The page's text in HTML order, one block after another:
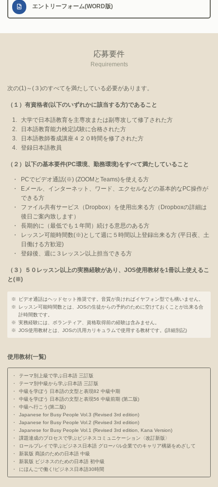
エントリーフォーム(WORD版)
応募要件
Requirements
次の(1)～(３)のすべてを満たしている必要があります。
（１）有資格者(以下のいずれかに該当する方)であること
1.
大学で日本語教育を主専攻または副専攻して修了された方
2.
日本語教育能力検定試験に合格された方
3.
日本語教師養成講座４２０時間を修了された方
4. 登録日本語教員
（２） 以下の基本要件(PC環境、勤務環境)をすべて満たしていること
・
PCでビデオ通話(※) (ZOOMとTeams)を使える方
・
Eメール、インターネット、ワード、エクセルなどの基本的なPC操作が
できる方
・
ファイル共有サービス（Dropbox）を使用出来る方（Dropboxの詳細は
後日ご案内致します）
・
長期的に（最低でも１年間）続ける意思のある方
・
レッスン可能時間数(※)として週に５時間以上登録出来る方 (平日夜、土
日働ける方歓迎)
・
登録後、週に３レッスン以上担当できる方
（３）
５０レッスン以上の実務経験があり、JOS使用教材を1冊以上使えるこ
と(※)
※
ビデオ通話はヘッドセット推奨です。音質が良ければイヤフォン型でも構いません。
※
レッスン可能時間数とは、JOSの生徒からの予約のために空けておくことが出来る合
計時間数です。
※ 実務経験には、ボランティア、資格取得前の経験は含みません。
※ JOS使用教材とは、JOSの汎用カリキュラムで使用する教材です。(詳細別記)
使用教材(一覧)
・
テーマ別上級で学ぶ日本語 三訂版
・
テーマ別中級から学ぶ日本語 三訂版
・
中級を学ぼう 日本語の文型と表現82 中級中期
・
中級を学ぼう 日本語の文型と表現56 中級前期 (第二版)
・
中級へ行こう(第二版)
・
Japanese for Busy People Vol.3 (Revised 3rd edition)
・
Japanese for Busy People Vol.2 (Revised 3rd edition)
・
Japanese for Busy People Vol.1 (Revised 3rd edition, Kana Version)
・
課題達成のプロセスで学ぶビジネスコミュニケーション〈改訂新版〉
・
ロールプレイで学ぶビジネス日本語 グローバル企業でのキャリア構築をめざして
・
新装版 商談のための日本語 中級
・
新装版 ビジネスのための日本語 初中級
・
にほんごで働く!ビジネス日本語30時間